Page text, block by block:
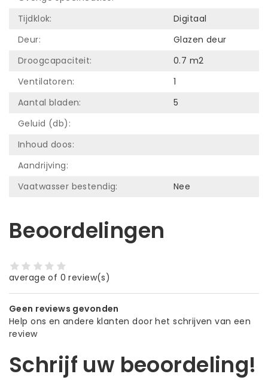
Tijdklok:
Digitaal
Deur:
Glazen deur
Droogcapaciteit:
0.7 m2
Ventilatoren:
1
Aantal bladen:
5
Geluid (db):
Inhoud doos:
Aandrijving:
Vaatwasser bestendig:
Nee
Beoordelingen
average of 0 review(s)
Geen reviews gevonden
Help ons en andere klanten door het schrijven van een
review
Schrijf uw beoordeling!